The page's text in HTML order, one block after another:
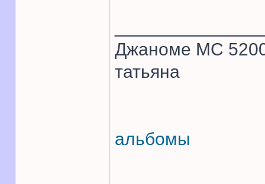
Джаноме МС
татьяна
альбомы